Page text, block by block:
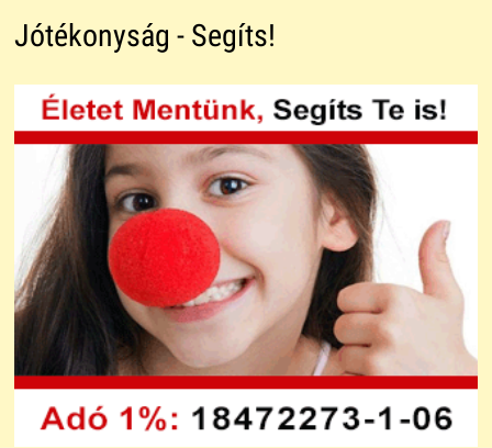
Jótékonyság - Segíts!